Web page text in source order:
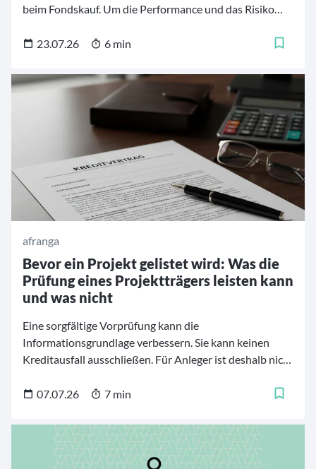
beim Fondskauf. Um die Performance und das Risiko
vergleichen zu können, stehen mehrere
Fondskennzahlen helfen dabei, die Finanzprodukte zu
analysieren und die für die persönlichen Bedürfnisse
und Strategien geeigneten Fonds zu finden. Für
Investoren ist es daher von großer Bedeutung, zu
verstehen, was bestimmte Kennzahlen bedeuten und
wie sie zur Bewertung eines Fonds verwendet werden.
Wir erläutern im Folgenden die zwölf maßgebenden
Finanzkennzahlen für Investmentfonds.
23.07.26 6 min
afranga
Bevor ein Projekt gelistet wird: Was die
Prüfung eines Projektträgers leisten kann
und was nicht
Eine sorgfältige Vorprüfung kann die
Informationsgrundlage verbessern. Sie kann keinen
Kreditausfall ausschließen. Für Anleger ist deshalb nicht
betreibt, sondern welche Fragen sie stellt, wie sie
Veränderungen nach der Finanzierung informiert.
07.07.26 7 min